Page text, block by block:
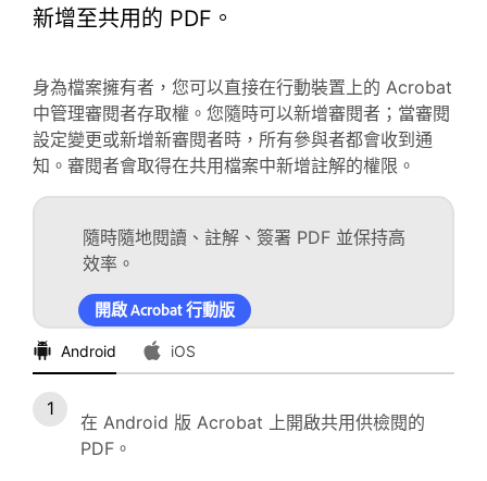
新增至共用的 PDF。
身為檔案擁有者，您可以直接在行動裝置上的 Acrobat
中管理審閱者存取權。您隨時可以新增審閱者；當審閱
設定變更或新增新審閱者時，所有參與者都會收到通
知。審閱者會取得在共用檔案中新增註解的權限。
隨時隨地閱讀、註解、簽署 PDF 並保持高
效率。
開啟 Acrobat 行動版
Android iOS
在 Android 版 Acrobat 上開啟共用供檢閱的
PDF。